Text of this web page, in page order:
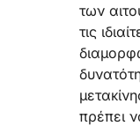
των
τις
πρέπει